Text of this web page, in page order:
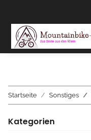
Startseite Sonstiges
Kategorien